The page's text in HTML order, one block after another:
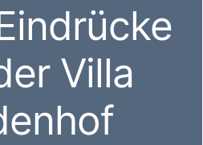
Villa